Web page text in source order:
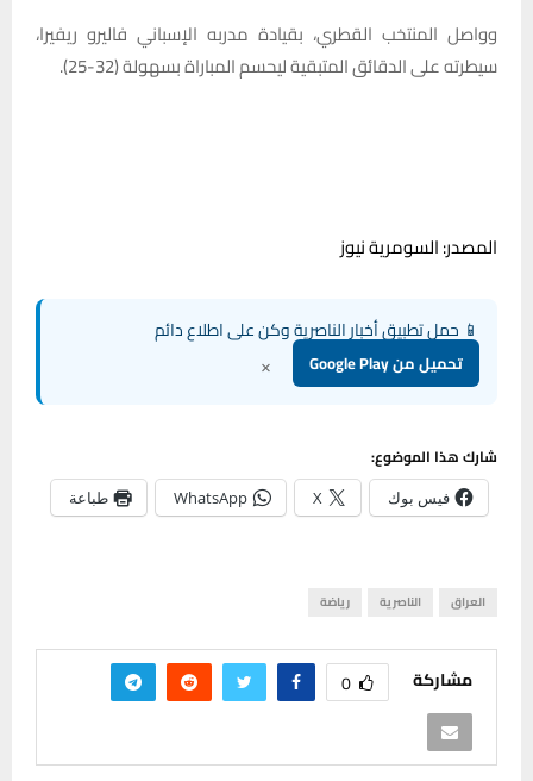
وواصل المنتخب القطري، بقيادة مدربه الإسباني فاليرو ريفيرا،
سيطرته على الدقائق المتبقية ليحسم المباراة بسهولة (32-25).
المصدر: السومرية نيوز
📱 حمل تطبيق أخبار الناصرية وكن على اطلاع دائم
تحميل من Google Play ×
شارك هذا الموضوع:
فيس بوك X
WhatsApp طباعة
العراق الناصرية رياضة
مشاركة 0